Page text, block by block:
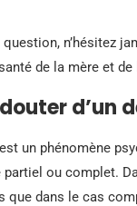
n’hésitez
de la mère et de
d’un
est un phénomène
ou complet.
que dans le cas